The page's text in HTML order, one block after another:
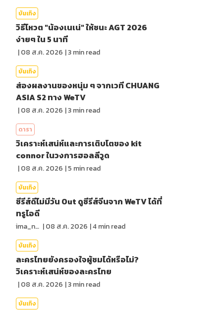
บันเทิง
วิธีโหวต "น้องเนเน่" ให้ชนะ AGT 2026
ง่ายๆ ใน 5 นาที
|08 ส.ค. 2026 |3min read
บันเทิง
ส่องผลงานของหนุ่ม ๆ จากเวที CHUANG
ASIA S2 ทาง WeTV
|08 ส.ค. 2026 |3min read
ดารา
วิเคราะห์เสน่ห์และการเติบโตของ kit
connor ในวงการฮอลลีวูด
|08 ส.ค. 2026 |5 min read
บันเทิง
ซีรีส์ดีไม่มีวัน Out ดูซีรีส์จีนจาก WeTV ได้ที่
ทรูไอดี
ima_nan |08 ส.ค. 2026 |4min read
บันเทิง
ละครไทยยังครองใจผู้ชมได้หรือไม่?
วิเคราะห์เสน่ห์ของละครไทย
|08 ส.ค. 2026 |3min read
บันเทิง